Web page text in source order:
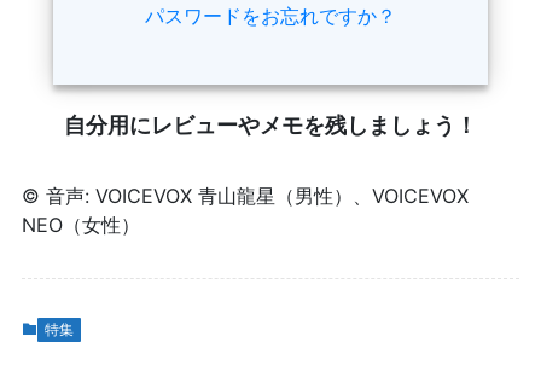
パスワードをお忘れですか？
自分用にレビューやメモを残しましょう！
© 音声: VOICEVOX 青山龍星（男性）、VOICEVOX
NEO（女性）
特集